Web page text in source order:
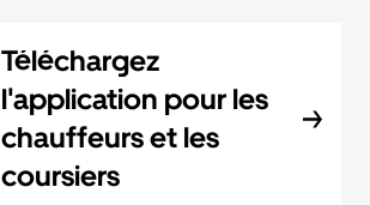
Téléchargez
l'application pour les
chauffeurs et les
coursiers